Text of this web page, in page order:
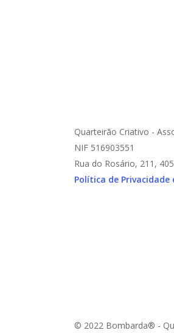
Quarteirão Criativo -
NIF 516903551
Rua do Rosário, 211,
Política de Privacidade
© 2022 Bombarda® -